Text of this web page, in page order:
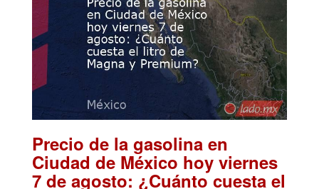
Precio de la gasolina en
Ciudad de México hoy viernes
7 de agosto: ¿Cuánto cuesta el